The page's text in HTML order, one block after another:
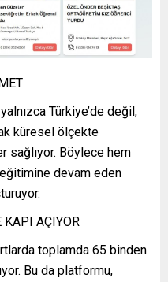
Türkiye’de değil,
küresel ölçekte
sağlıyor. Böylece hem
eğitimine devam eden
KAPI AÇIYOR
toplamda 65 binden
Bu da platformu,